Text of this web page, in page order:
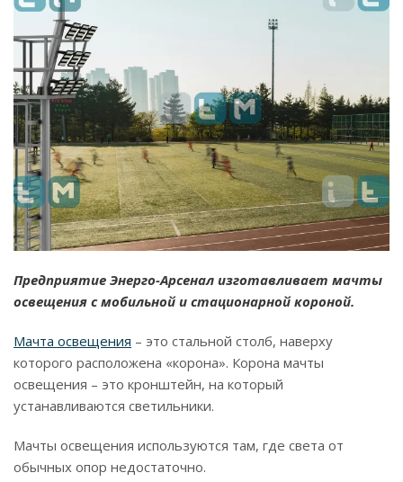
Предприятие Энерго-Арсенал изготавливает мачты
освещения с мобильной и стационарной короной.
Мачта освещения – это стальной столб, наверху
которого расположена «корона». Корона мачты
освещения – это кронштейн, на который
устанавливаются светильники.
Мачты освещения используются там, где света от
обычных опор недостаточно.